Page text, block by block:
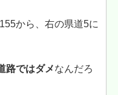
から、右の県道5に
路ではダメなんだろ